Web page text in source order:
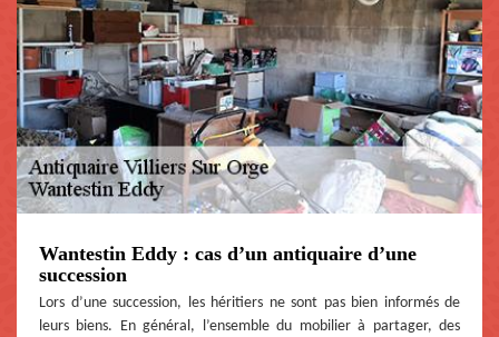
Wantestin Eddy : cas d’un antiquaire d’une
succession
Lors d’une succession, les héritiers ne sont pas bien informés de
leurs biens. En général, l’ensemble du mobilier à partager, des